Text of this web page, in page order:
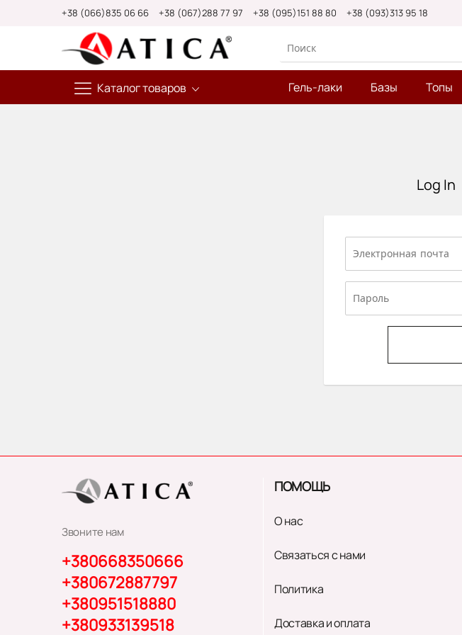
+38 (066)835 06 66 +38 (067)288 77 97 +38 (095)151 88 80 +38 (093)313 95 18
Каталог товаров Гель-лаки Базы Топы
Log In
Звоните нам
+380668350666
+380672887797
+380951518880
+380933139518
ПОМОЩЬ
О нас
Связаться с нами
Политика
Доставка и оплата